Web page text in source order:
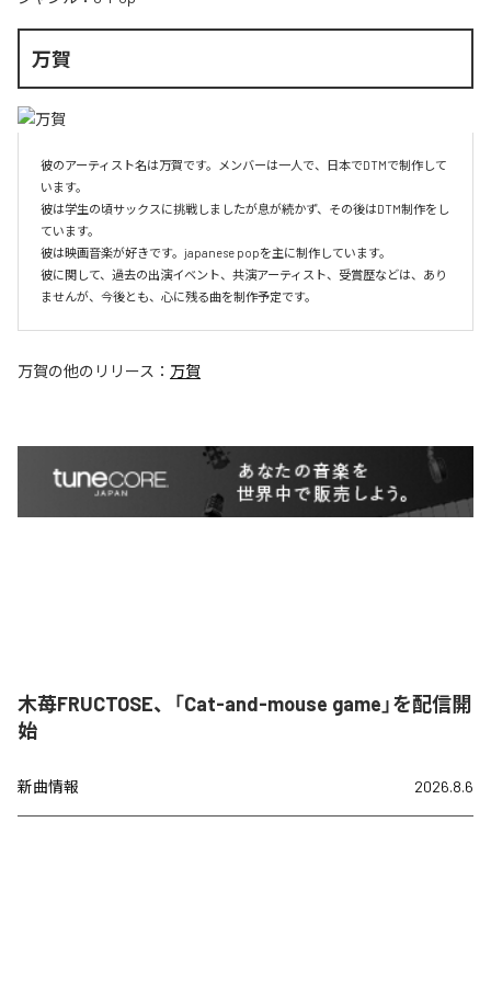
万賀
彼のアーティスト名は万賀です。メンバーは一人で、日本でDTMで制作して
います。
彼は学生の頃サックスに挑戦しましたが息が続かず、その後はDTM制作をし
ています。
彼は映画音楽が好きです。japanese popを主に制作しています。
彼に関して、過去の出演イベント、共演アーティスト、受賞歴などは、あり
ませんが、今後とも、心に残る曲を制作予定です。
万賀の他のリリース： 万賀
木苺FRUCTOSE、「Cat-and-mouse game」を配信開
始
新曲情報 2026.8.6